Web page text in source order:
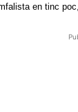
en tinc